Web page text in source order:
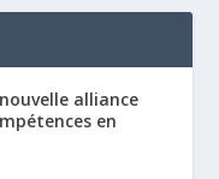
alliance
en